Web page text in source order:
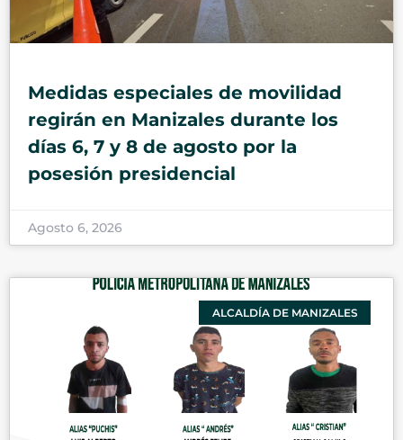
Medidas especiales de movilidad
regirán en Manizales durante los
días 6, 7 y 8 de agosto por la
posesión presidencial
Agosto 6, 2026
ALCALDÍA DE MANIZALES